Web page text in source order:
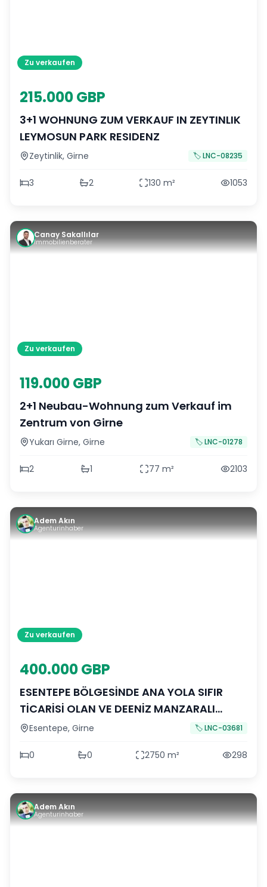
Zu verkaufen
215.000 GBP
3+1 WOHNUNG ZUM VERKAUF IN ZEYTINLIK
LEYMOSUN PARK RESIDENZ
Zeytinlik, Girne 🏷️LNC-08235
3 2 130 m² 1053
Zu verkaufen
Canay Sakallılar
Immobilienberater
119.000 GBP
2+1 Neubau-Wohnung zum Verkauf im
Zentrum von Girne
Yukarı Girne, Girne 🏷️LNC-01278
2 1 77 m² 2103
Zu verkaufen
Adem Akın
Agenturinhaber
400.000 GBP
ESENTEPE BÖLGESİNDE ANA YOLA SIFIR
TİCARİSİ OLAN VE DEENİZ MANZARALI
SATOLIK 2 DÖNÜM 1800 AK ARAZİ ADEM
Esentepe, Girne 🏷️LNC-03681
0 0 2750 m² 298
Adem Akın
Agenturinhaber